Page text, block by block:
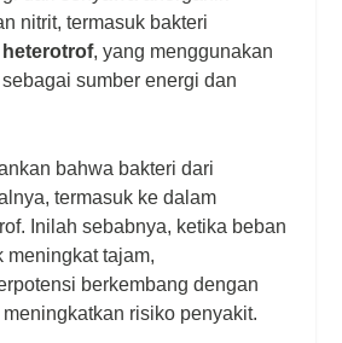
nitrit, termasuk bakteri
heterotrof, yang menggunakan
sumber energi dan
bahwa bakteri dari
termasuk ke dalam
Inilah sebabnya, ketika beban
meningkat tajam,
berkembang dengan
risiko penyakit.